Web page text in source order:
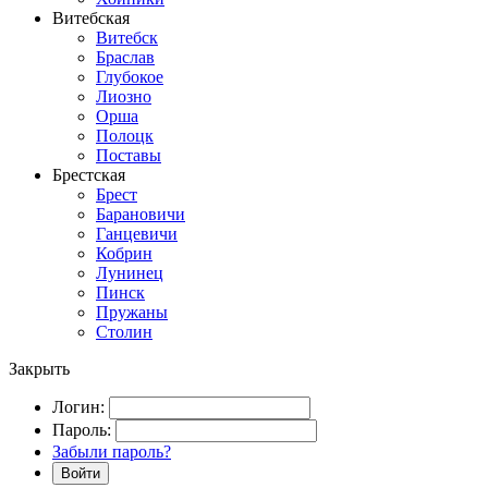
Витебская
Витебск
Браслав
Глубокое
Лиозно
Орша
Полоцк
Поставы
Брестская
Брест
Барановичи
Ганцевичи
Кобрин
Лунинец
Пинск
Пружаны
Столин
Закрыть
Логин:
Пароль:
Забыли пароль?
Войти